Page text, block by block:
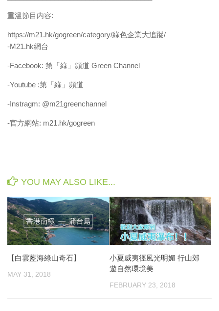
重溫節目内容:
https://m21.hk/gogreen/category/綠色企業大追蹤/
-M21.hk網台
-Facebook: 第「綠」頻道 Green Channel
-Youtube :第「綠」頻道
-Instragm: @m21greenchannel
-官方網站: m21.hk/gogreen
YOU MAY ALSO LIKE...
【白雲藍海綠山奇石】
MAY 31, 2018
小夏威夷徑風光明媚 行山郊
遊自然環境美
FEBRUARY 23, 2018